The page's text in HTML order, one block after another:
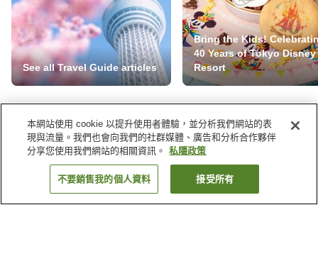
See all Travel Guide articles
Bring the Kids!
40 Years of Tokyo Disney
Resort
精彩優惠，不要錯過
本網站使用 cookie 以提升使用者體驗，並分析我們網站的表
現與流量。我們也會向我們的社群媒體、廣告和分析合作夥伴
分享您使用我們網站的相關資訊。
私隱政策
不要銷售我的個人資料 接受所有